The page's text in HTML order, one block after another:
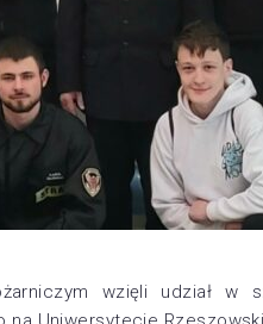
wzięli udział w